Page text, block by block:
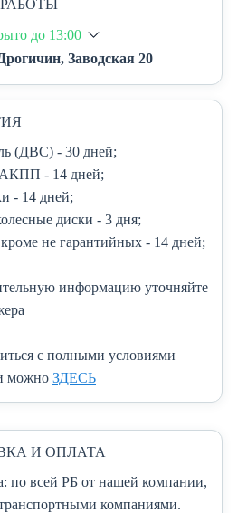
до 13:00
Заводская 20
(ДВС) - 30 дней;
- 14 дней;
- 14 дней;
диски - 3 дня;
не гарантийных - 14 дней;
информацию уточняйте
с полными условиями
можно ЗДЕСЬ
И ОПЛАТА
по всей РБ от нашей компании,
компаниями.